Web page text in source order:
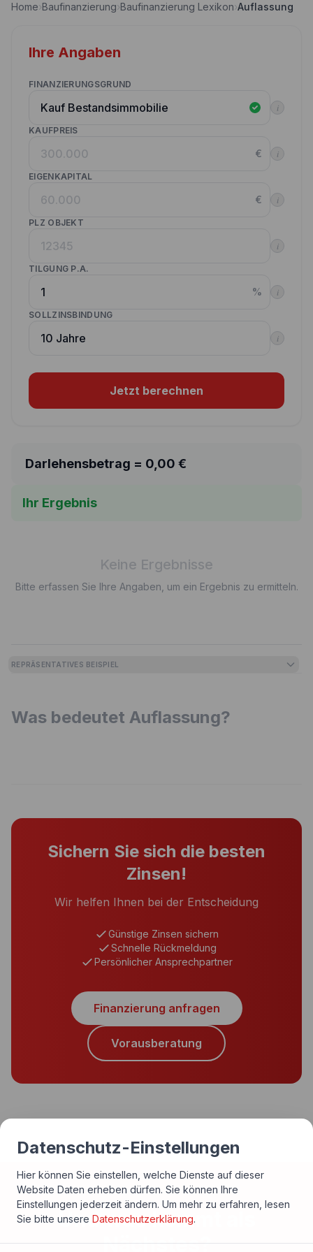
Nebenkostenrechner
Partner werden
Websitetools Baufinanzierung
Unsere Produktpartner
Kontakt
Home›Baufinanzierung›Baufinanzierung Lexikon›Auflassung
Ihre Angaben
FINANZIERUNGSGRUND
i
KAUFPREIS
€ i
EIGENKAPITAL
€ i
PLZ OBJEKT
i
TILGUNG P.A.
% i
SOLLZINSBINDUNG
i
Jetzt berechnen
Darlehensbetrag = 0,00 €
Ihr Ergebnis
Keine Ergebnisse
Bitte erfassen Sie Ihre Angaben, um ein Ergebnis zu ermitteln.
REPRÄSENTATIVES BEISPIEL
Was bedeutet Auflassung?
Sichern Sie sich die besten
Zinsen!
Wir helfen Ihnen bei der Entscheidung
Günstige Zinsen sichern
Schnelle Rückmeldung
Persönlicher Ansprechpartner
Finanzierung anfragen
Vorausberatung
Und was kommt als
Nächstes?
Datenschutz-Einstellungen
Hier können Sie einstellen, welche Dienste auf dieser
Website Daten erheben dürfen. Sie können Ihre
Einstellungen jederzeit ändern. Um mehr zu erfahren, lesen
Sie bitte unsere Datenschutzerklärung.